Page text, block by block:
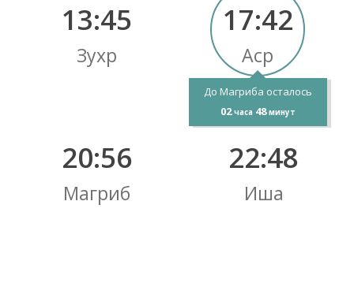
13:45
Зухр
17:42
Аср
До Магриба осталось
02 часа 48 минут
20:56
Магриб
22:48
Иша